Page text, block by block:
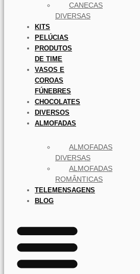
CANECAS
DIVERSAS
KITS
PELÚCIAS
PRODUTOS
DE TIME
VASOS E
COROAS
FÚNEBRES
CHOCOLATES
DIVERSOS
ALMOFADAS
ALMOFADAS
DIVERSAS
ALMOFADAS
ROMÂNTICAS
TELEMENSAGENS
BLOG